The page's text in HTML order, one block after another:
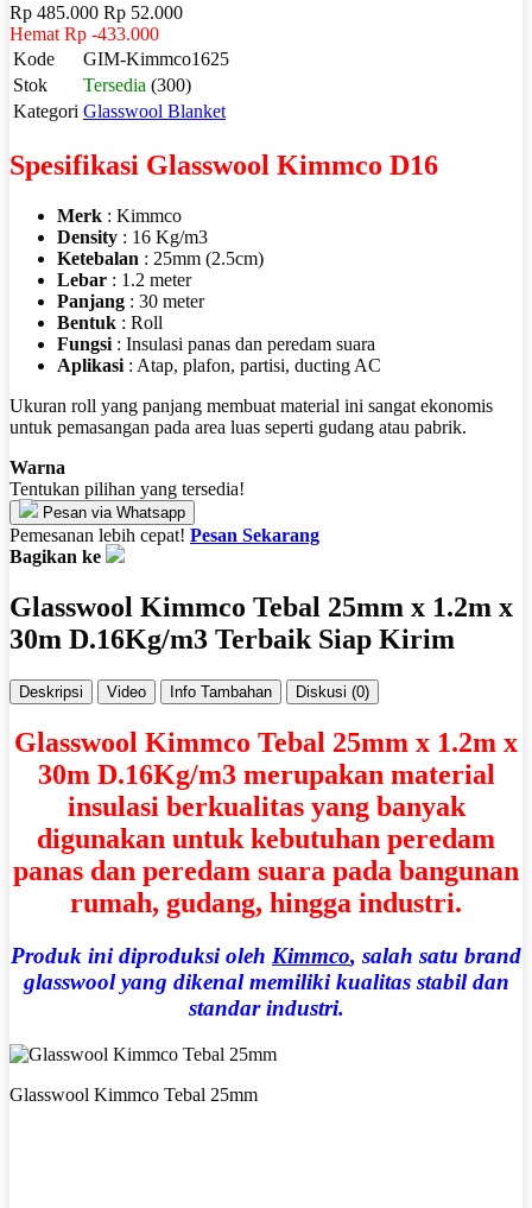
Rp 485.000 Rp 52.000
Hemat Rp -433.000
Kode
GIM-Kimmco1625
Stok
Tersedia (300)
Kategori Glasswool Blanket
Spesifikasi Glasswool Kimmco D16
Merk : Kimmco
Density : 16 Kg/m3
Ketebalan : 25mm (2.5cm)
Lebar : 1.2 meter
Panjang : 30 meter
Bentuk : Roll
Fungsi : Insulasi panas dan peredam suara
Aplikasi : Atap, plafon, partisi, ducting AC
Ukuran roll yang panjang membuat material ini sangat ekonomis
untuk pemasangan pada area luas seperti gudang atau pabrik.
Warna
Tentukan pilihan yang tersedia!
Pesan via Whatsapp
Pemesanan lebih cepat! Pesan Sekarang
Bagikan ke
Glasswool Kimmco Tebal 25mm x 1.2m x
30m D.16Kg/m3 Terbaik Siap Kirim
Deskripsi Video Info Tambahan Diskusi (0)
Glasswool Kimmco Tebal 25mm x 1.2m x
30m D.16Kg/m3merupakan material
insulasi berkualitas yang banyak
digunakan untuk kebutuhan peredam
panas dan peredam suara pada bangunan
rumah, gudang, hingga industri.
Produk ini diproduksi oleh Kimmco, salah satu brand
glasswool yang dikenal memiliki kualitas stabil dan
standar industri.
Glasswool Kimmco Tebal 25mm